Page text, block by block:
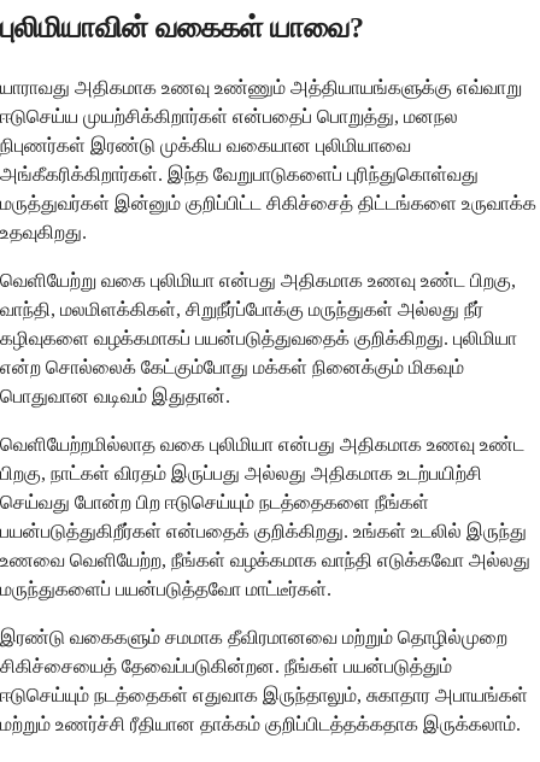
புலிமியாவின் வகைகள் யாவை?
யாராவது அதிகமாக உணவு உண்ணும் அத்தியாயங்களுக்கு எவ்வாறு
ஈடுசெய்ய முயற்சிக்கிறார்கள் என்பதைப் பொறுத்து, மனநல
நிபுணர்கள் இரண்டு முக்கிய வகையான புலிமியாவை
அங்கீகரிக்கிறார்கள். இந்த வேறுபாடுகளைப் புரிந்துகொள்வது
மருத்துவர்கள் இன்னும் குறிப்பிட்ட சிகிச்சைத் திட்டங்களை உருவாக்க
உதவுகிறது.
வெளியேற்று வகை புலிமியா என்பது அதிகமாக உணவு உண்ட பிறகு,
வாந்தி, மலமிளக்கிகள், சிறுநீர்ப்போக்கு மருந்துகள் அல்லது நீர்
கழிவுகளை வழக்கமாகப் பயன்படுத்துவதைக் குறிக்கிறது. புலிமியா
என்ற சொல்லைக் கேட்கும்போது மக்கள் நினைக்கும் மிகவும்
பொதுவான வடிவம் இதுதான்.
வெளியேற்றமில்லாத வகை புலிமியா என்பது அதிகமாக உணவு உண்ட
பிறகு, நாட்கள் விரதம் இருப்பது அல்லது அதிகமாக உடற்பயிற்சி
செய்வது போன்ற பிற ஈடுசெய்யும் நடத்தைகளை நீங்கள்
பயன்படுத்துகிறீர்கள் என்பதைக் குறிக்கிறது. உங்கள் உடலில் இருந்து
உணவை வெளியேற்ற, நீங்கள் வழக்கமாக வாந்தி எடுக்கவோ அல்லது
மருந்துகளைப் பயன்படுத்தவோ மாட்டீர்கள்.
இரண்டு வகைகளும் சமமாக தீவிரமானவை மற்றும் தொழில்முறை
சிகிச்சையைத் தேவைப்படுகின்றன. நீங்கள் பயன்படுத்தும்
ஈடுசெய்யும் நடத்தைகள் எதுவாக இருந்தாலும், சுகாதார அபாயங்கள்
மற்றும் உணர்ச்சி ரீதியான தாக்கம் குறிப்பிடத்தக்கதாக இருக்கலாம்.